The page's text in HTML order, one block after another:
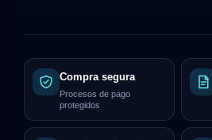
Compra segura
Procesos de pago
protegidos